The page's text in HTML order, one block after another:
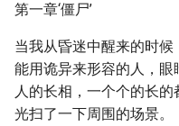
第一章‘僵尸’
当我从昏迷中醒来的时
能用诡异来形容的人，
人的长相，一个个的长
光扫了一下周围的场景。